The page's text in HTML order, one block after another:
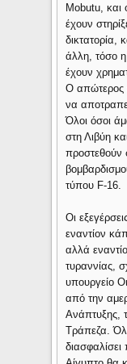
Mobutu,
έχουν
δικτατορία,
άλλη, τόσο
έχουν
Ο απώτερος
να
Όλοι όσοι
στη Λιβύη
προστεθούν
τύπου F-16.
Οι
εναντίον
αλλά
τυραννίας,
υπουργείο
από την
Ανάπτυξης,
Τράπεζα.